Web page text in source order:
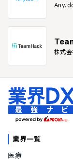
株式会
業界一覧
医療